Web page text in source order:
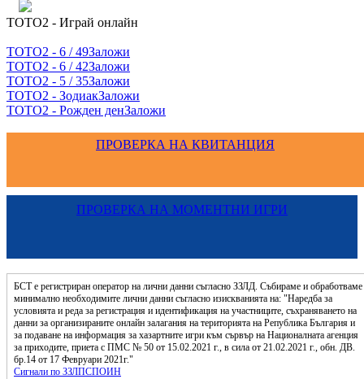
ТОТО2 - Играй онлайн
ТОТО2 - 6 / 49Заложи
ТОТО2 - 6 / 42Заложи
ТОТО2 - 5 / 35Заложи
ТОТО2 - ЗодиакЗаложи
ТОТО2 - Рожден денЗаложи
ПРОВЕРКА НА КВИТАНЦИЯ
ПРОВЕРКА НА МОМЕНТНИ ИГРИ
БСТ е регистриран оператор на лични данни съгласно ЗЗЛД. Събираме и обработваме
минимално необходимите лични данни съгласно изискванията на: "Наредба за
условията и реда за регистрация и идентификация на участниците, съхраняването на
данни за организираните онлайн залагания на територията на Република България и
за подаване на информация за хазартните игри към сървър на Националната агенция
за приходите, приета с ПМС № 50 от 15.02.2021 г., в сила от 21.02.2021 г., обн. ДВ.
бр.14 от 17 Февруари 2021г."
Сигнали по ЗЗЛПСПОИН